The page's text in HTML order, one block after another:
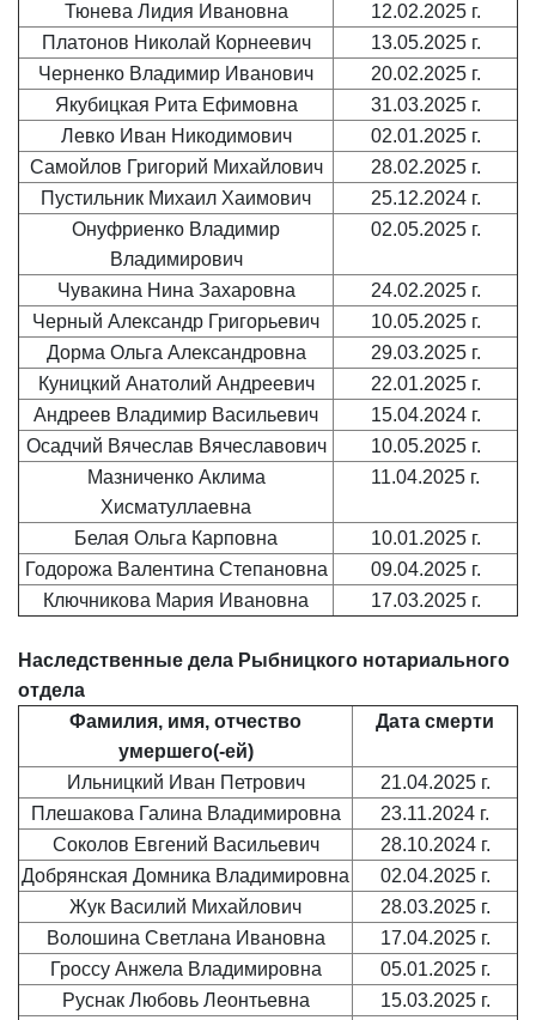
Тюнева Лидия Ивановна
12.02.2025 г.
Платонов Николай Корнеевич
13.05.2025 г.
Черненко Владимир Иванович
20.02.2025 г.
Якубицкая Рита Ефимовна
31.03.2025 г.
Левко Иван Никодимович
02.01.2025 г.
Самойлов Григорий Михайлович
28.02.2025 г.
Пустильник Михаил Хаимович
25.12.2024 г.
Онуфриенко Владимир
Владимирович
02.05.2025 г.
Чувакина Нина Захаровна
24.02.2025 г.
Черный Александр Григорьевич
10.05.2025 г.
Дорма Ольга Александровна
29.03.2025 г.
Куницкий Анатолий Андреевич
22.01.2025 г.
Андреев Владимир Васильевич
15.04.2024 г.
Осадчий Вячеслав Вячеславович
10.05.2025 г.
Мазниченко Аклима
Хисматуллаевна
11.04.2025 г.
Белая Ольга Карповна
10.01.2025 г.
Годорожа Валентина Степановна
09.04.2025 г.
Ключникова Мария Ивановна
17.03.2025 г.
Наследственные дела Рыбницкого нотариального
отдела
Фамилия, имя, отчество
умершего(-ей)
Дата смерти
Ильницкий Иван Петрович
21.04.2025 г.
Плешакова Галина Владимировна
23.11.2024 г.
Соколов Евгений Васильевич
28.10.2024 г.
Добрянская Домника Владимировна
02.04.2025 г.
Жук Василий Михайлович
28.03.2025 г.
Волошина Светлана Ивановна
17.04.2025 г.
Гроссу Анжела Владимировна
05.01.2025 г.
Руснак Любовь Леонтьевна
15.03.2025 г.